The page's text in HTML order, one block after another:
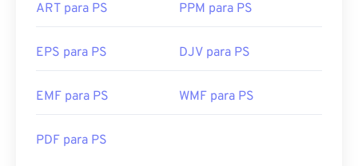
ART para PS PPM para PS
EPS para PS DJV para PS
EMF para PS WMF para PS
PDF para PS